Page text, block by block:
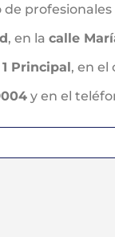
de profesionales
, en la calle
Principal, en el
y en el